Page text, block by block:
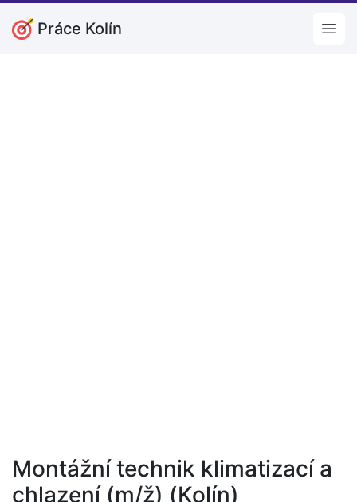
Práce Kolín
Montážní technik klimatizací a
chlazení (m/ž) (Kolín)